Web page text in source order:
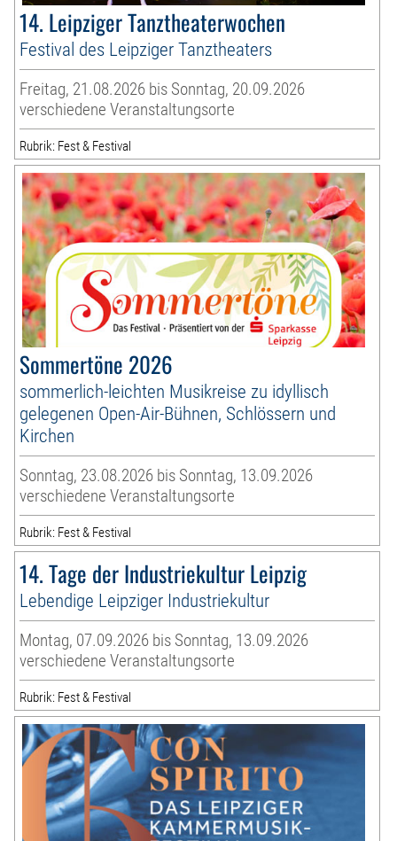
14. Leipziger Tanztheaterwochen
Festival des Leipziger Tanztheaters
Freitag, 21.08.2026 bis Sonntag, 20.09.2026
verschiedene Veranstaltungsorte
Rubrik: Fest & Festival
Sommertöne 2026
sommerlich-leichten Musikreise zu idyllisch
gelegenen Open-Air-Bühnen, Schlössern und
Kirchen
Sonntag, 23.08.2026 bis Sonntag, 13.09.2026
verschiedene Veranstaltungsorte
Rubrik: Fest & Festival
14. Tage der Industriekultur Leipzig
Lebendige Leipziger Industriekultur
Montag, 07.09.2026 bis Sonntag, 13.09.2026
verschiedene Veranstaltungsorte
Rubrik: Fest & Festival